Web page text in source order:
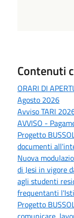
Contenuti
ORARI DI
Agosto 2026
Avviso TARI
AVVISO -
Progetto
documenti
Nuova
di Jesi in vigore
agli studenti
frequentanti
Progetto